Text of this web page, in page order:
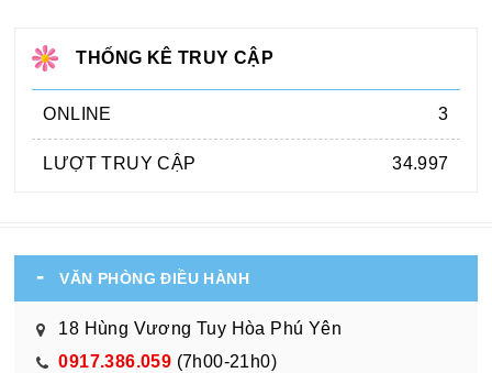
THỐNG KÊ TRUY CẬP
ONLINE 3
LƯỢT TRUY CẬP 34.997
VĂN PHÒNG ĐIỀU HÀNH
18 Hùng Vương Tuy Hòa Phú Yên
0917.386.059 (7h00-21h0)